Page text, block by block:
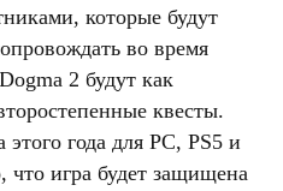
которые будут
во время
2 будут как
квесты.
года для PC, PS5 и
что игра будет защищена